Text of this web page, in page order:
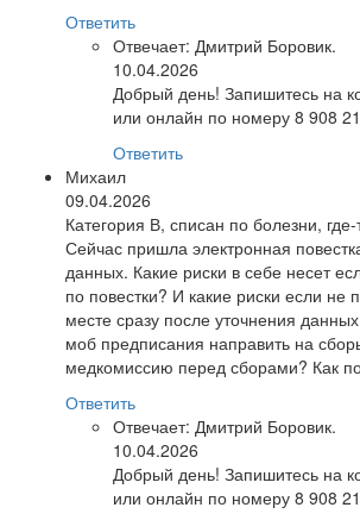
Ответить
Отвечает: Дмитрий Боровик.
10.04.2026
Добрый день! Запишитесь на
или онлайн по номеру 8 908
Ответить
Михаил
09.04.2026
Категория В, списан по болезни,
Сейчас пришла электронная
данных. Какие риски в себе несет
по повестки? И какие риски если не
месте сразу после уточнения
моб предписания направить на
медкомиссию перед сборами? Как
Ответить
Отвечает: Дмитрий Боровик.
10.04.2026
Добрый день! Запишитесь на
или онлайн по номеру 8 908